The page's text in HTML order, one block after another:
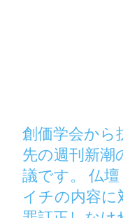
創価学会から
先の週刊新潮
議です。 仏
イチの内容に